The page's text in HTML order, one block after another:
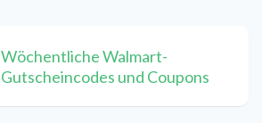
Wöchentliche Walmart-
Gutscheincodes und Coupons